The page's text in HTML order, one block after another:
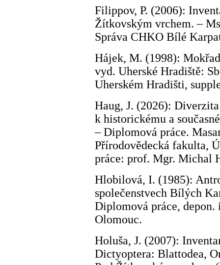
Filippov, P. (2006):
Žítkovským vrchem. –
Správa CHKO Bílé
Hájek, M. (1998):
vyd. Uherské Hradiště:
Uherském Hradišti,
Haug, J. (2026):
k historickému a
– Diplomová práce.
Přírodovědecká fakulta,
práce: prof. Mgr. Michal
Hlobilová, I. (1985):
společenstvech Bílých
Diplomová práce,
Olomouc.
Holuša, J. (2007):
Dictyoptera: Blattodea,